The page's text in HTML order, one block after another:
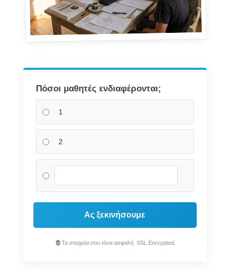
Πόσοι μαθητές ενδιαφέρονται;
1
2
Ας ξεκινήσουμε
Τα στοιχεία σου είναι ασφαλή. SSL Encrypted.